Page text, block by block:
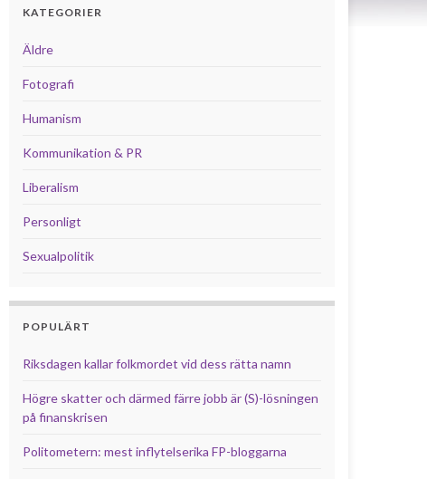
KATEGORIER
Äldre
Fotografi
Humanism
Kommunikation & PR
Liberalism
Personligt
Sexualpolitik
POPULÄRT
Riksdagen kallar folkmordet vid dess rätta namn
Högre skatter och därmed färre jobb är (S)-lösningen
på finanskrisen
Politometern: mest inflytelserika FP-bloggarna